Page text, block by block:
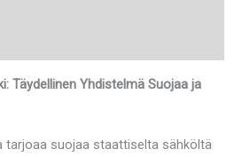
Täydellinen Yhdistelmä Suojaa ja
tarjoaa suojaa staattiselta sähköltä